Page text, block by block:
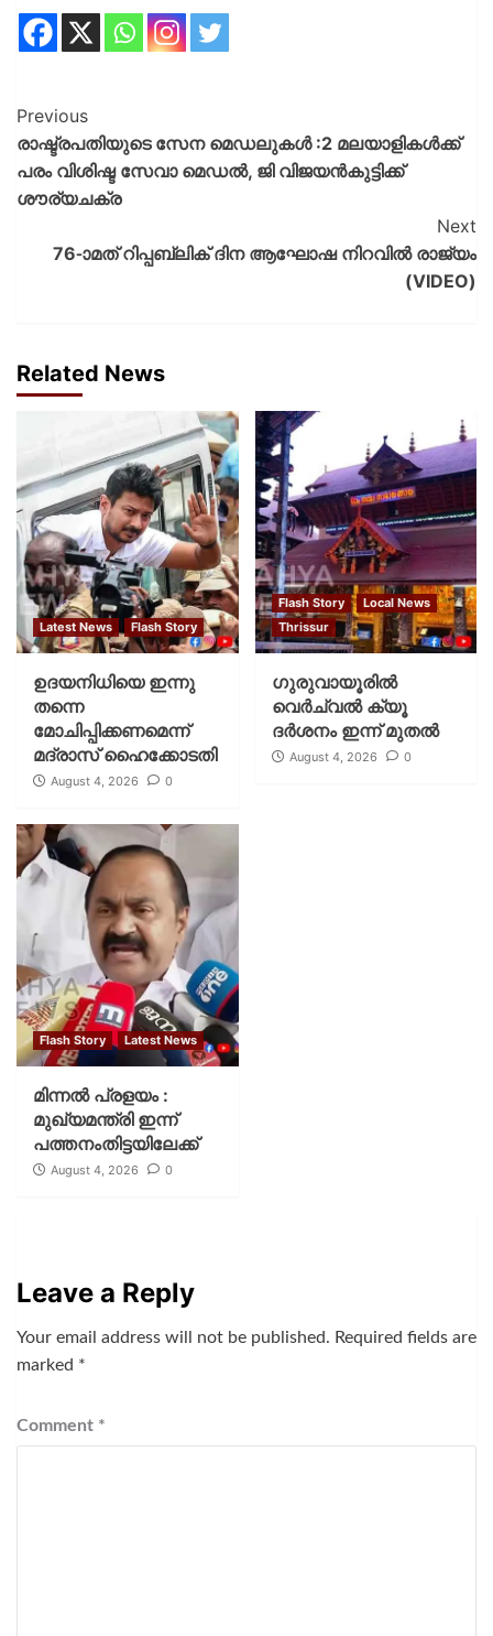
Previous
രാഷ്ട്രപതിയുടെ സേന മെഡലുകള്‍ :2 മലയാളികള്‍ക്ക്
പരം വിശിഷ്ട സേവാ മെഡൽ, ജി വിജയൻകുട്ടിക്ക്
ശൗര്യചക്ര
Next
76-ാമത് റിപ്പബ്ലിക് ദിന ആഘോഷ നിറവിൽ രാജ്യം
(VIDEO)
Related News
Latest News Flash Story
ഉദയനിധിയെ ഇന്നു
തന്നെ
മോചിപ്പിക്കണമെന്ന്
മദ്രാസ് ഹൈക്കോടതി
August 4, 2026 0
Flash Story
Local News
Thrissur
ഗുരുവായൂരില്‍
വെര്‍ച്വല്‍ ക്യൂ
ദര്‍ശനം ഇന്ന് മുതല്‍
August 4, 2026 0
Flash Story Latest News
മിന്നല്‍ പ്രളയം :
മുഖ്യമന്ത്രി ഇന്ന്
പത്തനംതിട്ടയിലേക്ക്
August 4, 2026 0
Leave a Reply
Your email address will not be published. Required fields are
marked *
Comment *